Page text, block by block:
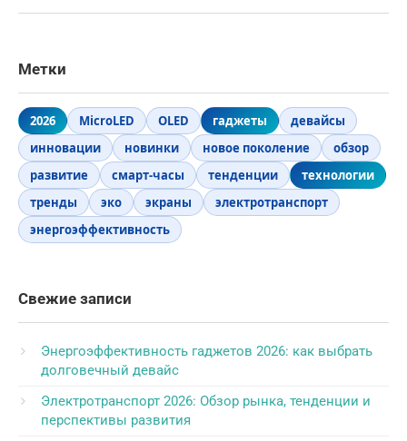
Метки
2026 MicroLED OLED гаджеты
девайсы
инновации
новинки новое поколение
обзор
развитие
смарт-часы тенденции
технологии
тренды
эко экраны
электротранспорт
энергоэффективность
Свежие записи
Энергоэффективность гаджетов 2026: как выбрать
долговечный девайс
Электротранспорт 2026: Обзор рынка, тенденции и
перспективы развития